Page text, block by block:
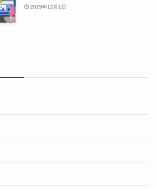
2025年12月1日